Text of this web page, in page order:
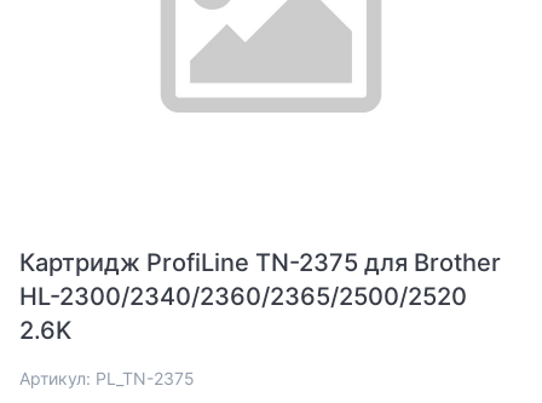
Картридж ProfiLine TN-2375 для Brother
HL-2300/2340/2360/2365/2500/2520
2.6K
Артикул: PL_TN-2375